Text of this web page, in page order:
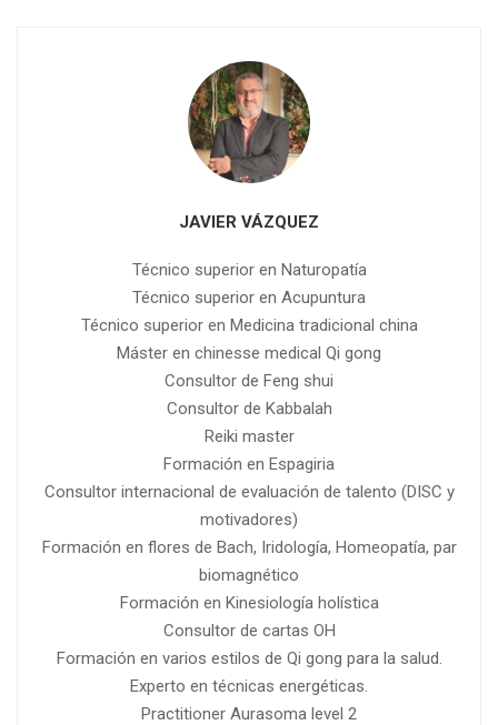
JAVIER VÁZQUEZ
Técnico superior en Naturopatía
Técnico superior en Acupuntura
Técnico superior en Medicina tradicional china
Máster en chinesse medical Qi gong
Consultor de Feng shui
Consultor de Kabbalah
Reiki master
Formación en Espagiria
Consultor internacional de evaluación de talento (DISC y
motivadores)
Formación en flores de Bach, Iridología, Homeopatía, par
biomagnético
Formación en Kinesiología holística
Consultor de cartas OH
Formación en varios estilos de Qi gong para la salud.
Experto en técnicas energéticas.
Practitioner Aurasoma level 2